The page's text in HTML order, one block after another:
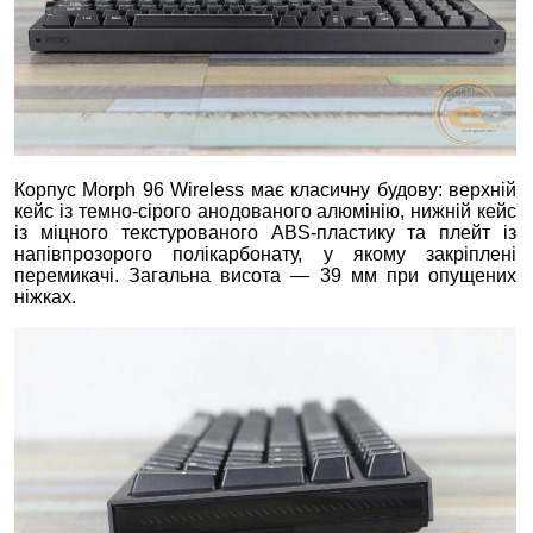
Корпус Morph 96 Wireless має класичну будову: верхній
кейс із темно‑сірого анодованого алюмінію, нижній кейс
із міцного текстурованого ABS‑пластику та плейт із
напівпрозорого полікарбонату, у якому закріплені
перемикачі. Загальна висота — 39 мм при опущених
ніжках.